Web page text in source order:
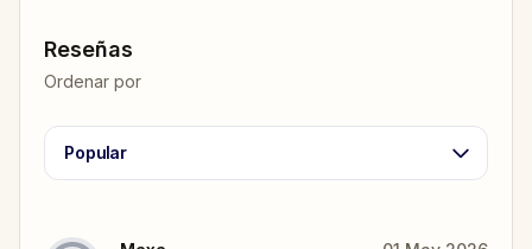
Reseñas
Ordenar por
Popular